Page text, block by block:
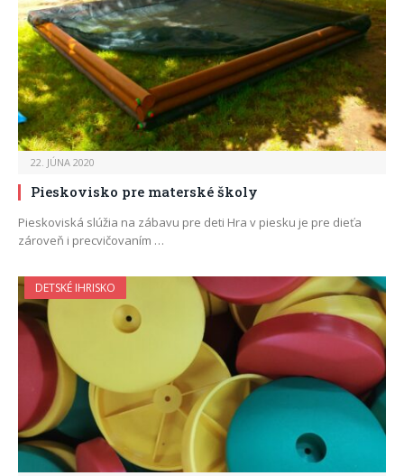
22. JÚNA 2020
Pieskovisko pre materské školy
Pieskoviská slúžia na zábavu pre deti Hra v piesku je pre dieťa
zároveň i precvičovaním …
DETSKÉ IHRISKO